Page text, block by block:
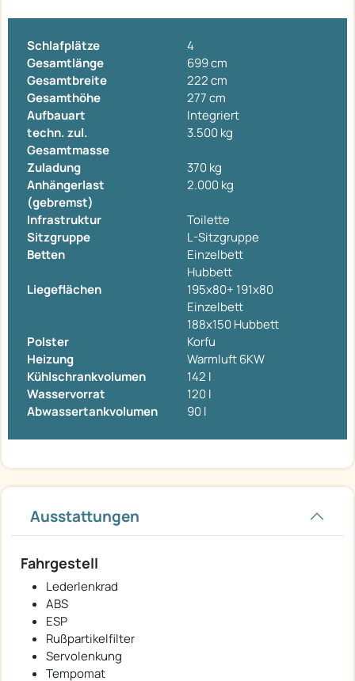
Schlafplätze
4
Gesamtlänge
699 cm
Gesamtbreite
222 cm
Gesamthöhe
277 cm
Aufbauart
Integriert
techn. zul.
Gesamtmasse
3.500 kg
Zuladung
370 kg
Anhängerlast
(gebremst)
2.000 kg
Infrastruktur
Toilette
Sitzgruppe
L-Sitzgruppe
Betten
Einzelbett
Hubbett
Liegeflächen
195x80+ 191x80
Einzelbett
188x150 Hubbett
Polster
Korfu
Heizung
Warmluft 6KW
Kühlschrankvolumen
142 l
Wasservorrat
120 l
Abwassertankvolumen
90 l
Ausstattungen
Fahrgestell
Lederlenkrad
ABS
ESP
Rußpartikelfilter
Servolenkung
Tempomat